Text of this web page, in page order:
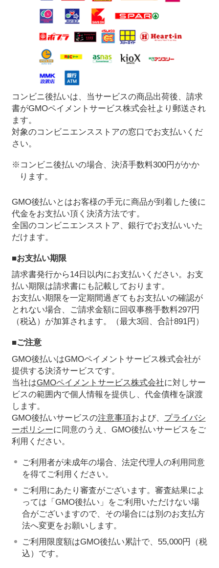
コンビニ後払いは、当サービスの商品出荷後、請求
書がGMOペイメントサービス株式会社より郵送され
ます。
対象のコンビニエンスストアの窓口でお支払いくだ
さい。
※コンビニ後払いの場合、決済手数料300円がかか
ります。
GMO後払いとはお客様の手元に商品が到着した後に
代金をお支払い頂く決済方法です。
全国のコンビニエンスストア、銀行でお支払いいた
だけます。
■お支払い期限
請求書発行から14日以内にお支払いください。お支
払い期限は請求書にも記載しております。
お支払い期限を一定期間過ぎてもお支払いの確認が
とれない場合、ご請求金額に回収事務手数料297円
（税込）が加算されます。（最大3回、合計891円）
■ご注意
GMO後払いはGMOペイメントサービス株式会社が
提供する決済サービスです。
当社はGMOペイメントサービス株式会社に対しサー
ビスの範囲内で個人情報を提供し、代金債権を譲渡
します。
GMO後払いサービスの注意事項および、 プライバシ
ーポリシーに同意のうえ、GMO後払いサービスをご
利用ください。
ご利用者が未成年の場合、法定代理人の利用同意
を得てご利用ください。
ご利用にあたり審査がございます。審査結果によ
っては「GMO後払い」をご利用いただけない場
合がございますので、その場合には別のお支払方
法へ変更をお願いします。
ご利用限度額はGMO後払い累計で、55,000円（税
込）です。